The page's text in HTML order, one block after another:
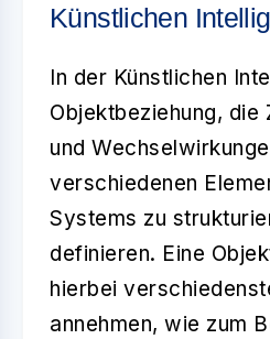
Künstlichen
In der Künstlichen
Objektbeziehung, die
und
verschiedenen
Systems zu
definieren. Eine
hierbei
annehmen, wie zum